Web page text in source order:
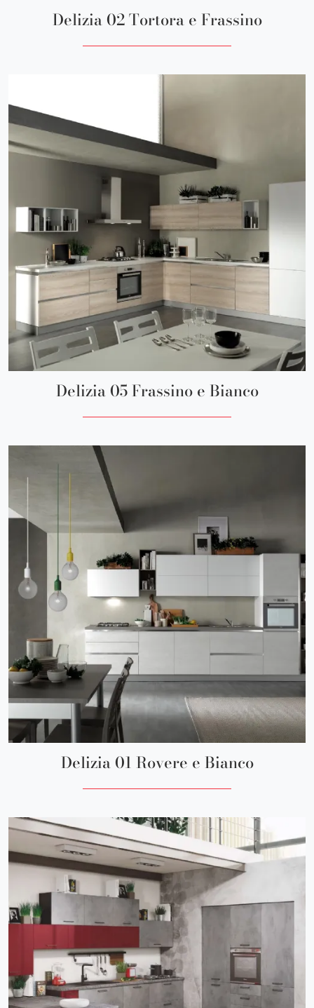
Delizia 02 Tortora e Frassino
Delizia 05 Frassino e Bianco
Delizia 01 Rovere e Bianco